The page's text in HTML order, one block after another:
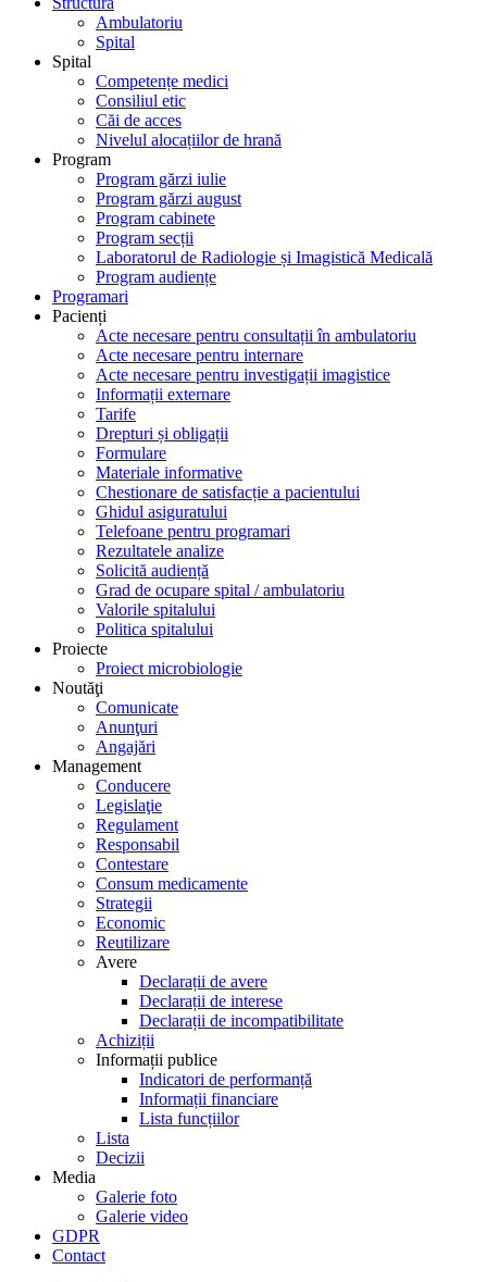
Ambulatoriu
Spital
Spital
Competențe medici
Consiliul etic
Căi de acces
Nivelul alocațiilor de hrană
Program
Program gărzi iulie
Program gărzi august
Program cabinete
Program secții
Laboratorul de Radiologie și Imagistică Medicală
Program audiențe
Programari
Pacienți
Acte necesare pentru consultații în ambulatoriu
Acte necesare pentru internare
Acte necesare pentru investigații imagistice
Informații externare
Tarife
Drepturi și obligații
Formulare
Materiale informative
Chestionare de satisfacție a pacientului
Ghidul asiguratului
Telefoane pentru programari
Rezultatele analize
Solicită audiență
Grad de ocupare spital / ambulatoriu
Valorile spitalului
Politica spitalului
Proiecte
Proiect microbiologie
Noutăţi
Comunicate
Anunţuri
Angajări
Management
Conducere
Legislaţie
Regulament
Responsabil
Contestare
Consum medicamente
Strategii
Economic
Reutilizare
Avere
Declarații de avere
Declarații de interese
Declarații de incompatibilitate
Achiziții
Informații publice
Indicatori de performanță
Informații financiare
Lista funcțiilor
Lista
Decizii
Media
Galerie foto
Galerie video
GDPR
Contact